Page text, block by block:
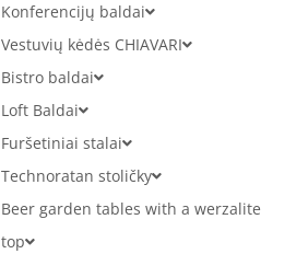
Konferencijų baldai
Vestuvių kėdės CHIAVARI
Bistro baldai
Loft Baldai
Furšetiniai stalai
Technoratan stoličky
Beer garden tables with a werzalite
top